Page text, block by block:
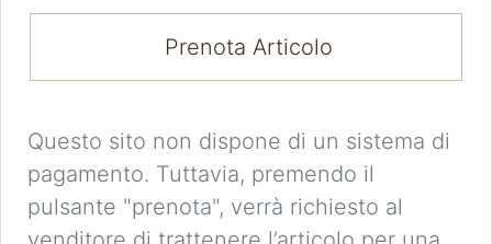
Prenota Articolo
Questo sito non dispone di un sistema di
pagamento. Tuttavia, premendo il
pulsante "prenota", verrà richiesto al